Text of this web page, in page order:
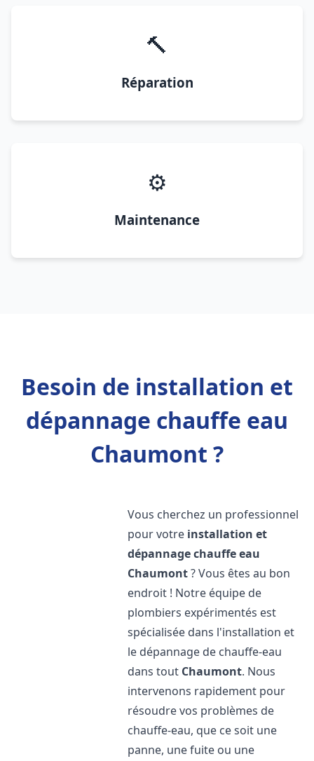
🔨
Réparation
⚙️
Maintenance
Besoin de installation et
dépannage chauffe eau
Chaumont ?
Vous cherchez un professionnel
pour votre installation et
dépannage chauffe eau
Chaumont? Vous êtes au bon
endroit ! Notre équipe de
plombiers expérimentés est
spécialisée dans l'installation et
le dépannage de chauffe-eau
dans tout Chaumont. Nous
intervenons rapidement pour
résoudre vos problèmes de
chauffe-eau, que ce soit une
panne, une fuite ou une